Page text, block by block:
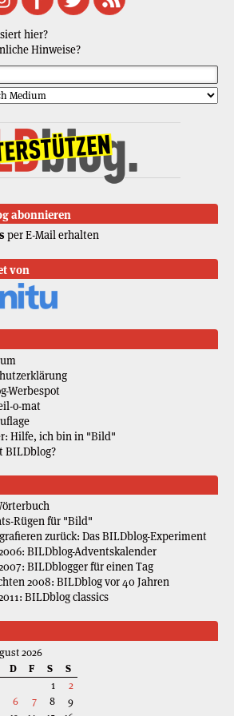
hier?
Hinweise?
abonnieren
per E-Mail erhalten
von
Werbespot
o-mat
Hilfe, ich bin in "Bild"
BILDblog?
Rügen für "Bild"
zurück: Das BILDblog-Experiment
BILDblog-Adventskalender
BILDblogger für einen Tag
2008: BILDblog vor 40 Jahren
BILDblog classics
2026
D F S
S
1
2
6 7 8
9